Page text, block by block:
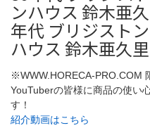
ンハウス 鈴木亜
年代 ブリジスト
ハウス 鈴木亜久
※WWW.HORECA-PRO.COM
YouTuberの皆様に商品の使い
す！
紹介動画はこちら